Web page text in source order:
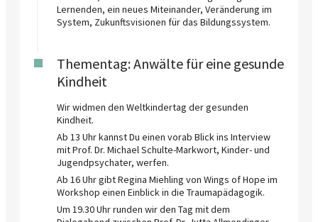
Lernenden, ein neues Miteinander, Veränderung im
System, Zukunftsvisionen für das Bildungssystem.
Thementag: Anwälte für eine gesunde
Kindheit
Wir widmen den Weltkindertag der gesunden
Kindheit.
Ab 13 Uhr kannst Du einen vorab Blick ins Interview
mit Prof. Dr. Michael Schulte-Markwort, Kinder- und
Jugendpsychater, werfen.
Ab 16 Uhr gibt Regina Miehling von Wings of Hope im
Workshop einen Einblick in die Traumapädagogik.
Um 19.30 Uhr runden wir den Tag mit dem